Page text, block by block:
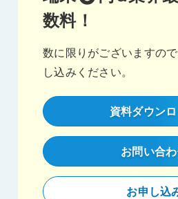
数料！
数に限りがございますの
し込みください。
資料ダウン
お問い合
お申し込